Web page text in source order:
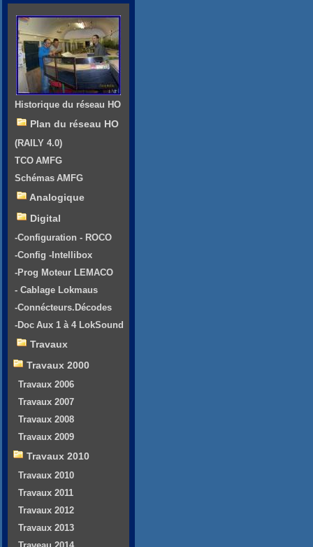
Historique du réseau HO
Plan du réseau HO
(RAILY 4.0)
TCO AMFG
Schémas AMFG
Analogique
Digital
-Configuration - ROCO
-Config -Intellibox
-Prog Moteur LEMACO
- Cablage Lokmaus
-Connécteurs.Décodes
-Doc Aux 1 à 4 LokSound
Travaux
Travaux 2000
Travaux 2006
Travaux 2007
Travaux 2008
Travaux 2009
Travaux 2010
Travaux 2010
Travaux 2011
Travaux 2012
Travaux 2013